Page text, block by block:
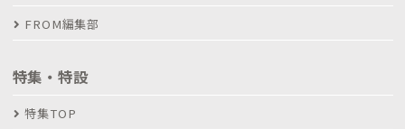
FROM編集部
特集・特設
特集TOP